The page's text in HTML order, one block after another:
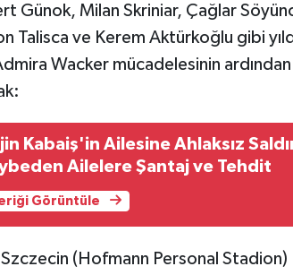
Günok, Milan Skriniar, Çağlar
Talisca ve Kerem Aktürkoğlu gibi
Wacker mücadelesinin
Kabaiş'in Ailesine Ahlaksız
Ailelere Şantaj ve Tehdit
Görüntüle
(Hofmann Personal Stadion)